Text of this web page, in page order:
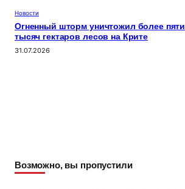
Новости
Огненный шторм уничтожил более пяти
тысяч гектаров лесов на Крите
31.07.2026
Возможно, вы пропустили